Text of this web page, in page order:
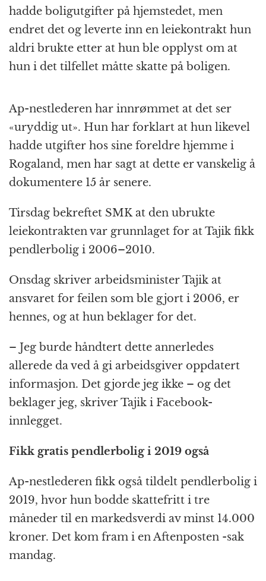
hadde boligutgifter på hjemstedet, men
endret det og leverte inn en leiekontrakt hun
aldri brukte etter at hun ble opplyst om at
hun i det tilfellet måtte skatte på boligen.
Ap-nestlederen har innrømmet at det ser
«uryddig ut». Hun har forklart at hun likevel
hadde utgifter hos sine foreldre hjemme i
Rogaland, men har sagt at dette er vanskelig å
dokumentere 15 år senere.
Tirsdag bekreftet SMK at den ubrukte
leiekontrakten var grunnlaget for at Tajik fikk
pendlerbolig i 2006–2010.
Onsdag skriver arbeidsminister Tajik at
ansvaret for feilen som ble gjort i 2006, er
hennes, og at hun beklager for det.
– Jeg burde håndtert dette annerledes
allerede da ved å gi arbeidsgiver oppdatert
informasjon. Det gjorde jeg ikke – og det
beklager jeg, skriver Tajik i Facebook-
innlegget.
Fikk gratis pendlerbolig i 2019 også
Ap-nestlederen fikk også tildelt pendlerbolig i
2019, hvor hun bodde skattefritt i tre
måneder til en markedsverdi av minst 14.000
kroner. Det kom fram i en Aftenposten -sak
mandag.